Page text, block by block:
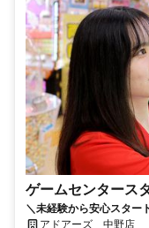
ゲームセンタース
＼未経験から安心スター
自分らしく働ける♪
アドアーズ 中野店